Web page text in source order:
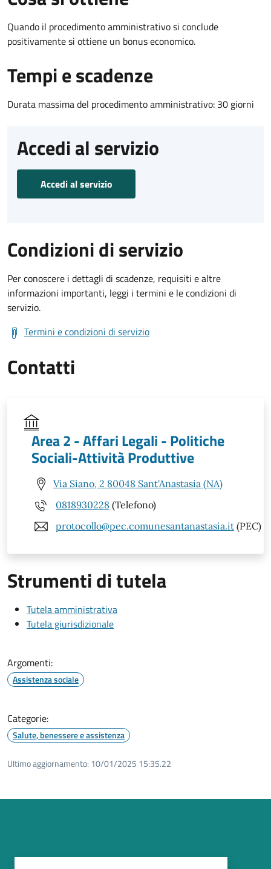
Quando il procedimento amministrativo si conclude
positivamente si ottiene un bonus economico.
Tempi e scadenze
Durata massima del procedimento amministrativo: 30 giorni
Accedi al servizio
Accedi al servizio
Condizioni di servizio
Per conoscere i dettagli di scadenze, requisiti e altre
informazioni importanti, leggi i termini e le condizioni di
servizio.
Termini e condizioni di servizio
Contatti
Area 2 - Affari Legali - Politiche
Sociali-Attività Produttive
Via Siano, 2 80048 Sant'Anastasia (NA)
0818930228 (Telefono)
protocollo@pec.comunesantanastasia.it (PEC)
Strumenti di tutela
Tutela amministrativa
Tutela giurisdizionale
Argomenti:
Assistenza sociale
Categorie:
Salute, benessere e assistenza
Ultimo aggiornamento: 10/01/2025 15:35.22